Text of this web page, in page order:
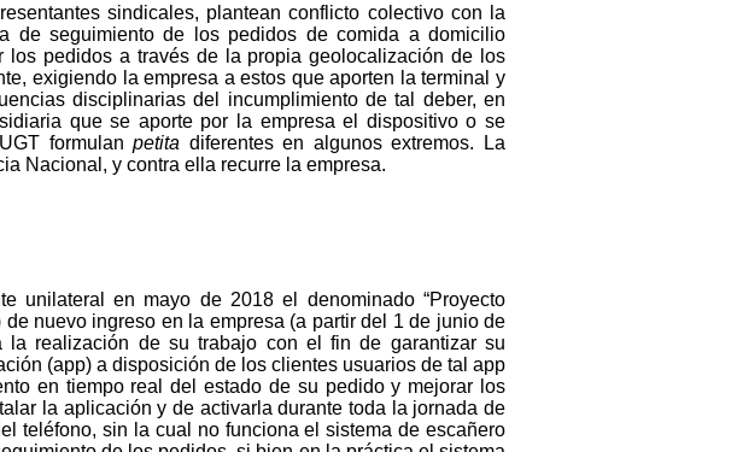
sindicales, plantean conflicto colectivo con la
de seguimiento de los pedidos de comida a domicilio
pedidos a través de la propia geolocalización de los
exigiendo la empresa a estos que aporten la terminal y
disciplinarias del incumplimiento de tal deber, en
que se aporte por la empresa el dispositivo o se
formulanpetita diferentes en algunos extremos. La
Nacional, y contra ella recurre la empresa.
unilateral en mayo de 2018 el denominado “Proyecto
nuevo ingreso en la empresa (a partir del 1 de junio de
realización de su trabajo con el fin de garantizar su
(app) a disposición de los clientes usuarios de tal app
en tiempo real del estado de su pedido y mejorar los
la aplicación y de activarla durante toda la jornada de
teléfono, sin la cual no funciona el sistema de escañero